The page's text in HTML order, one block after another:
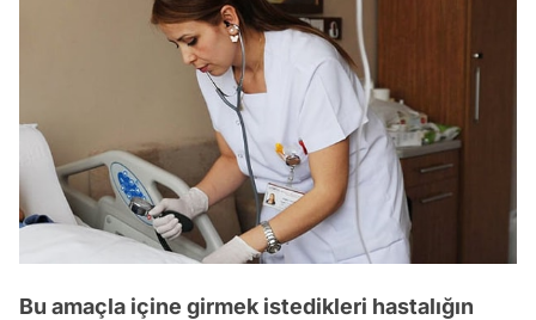
Bu amaçla içine girmek istedikleri hastalığın